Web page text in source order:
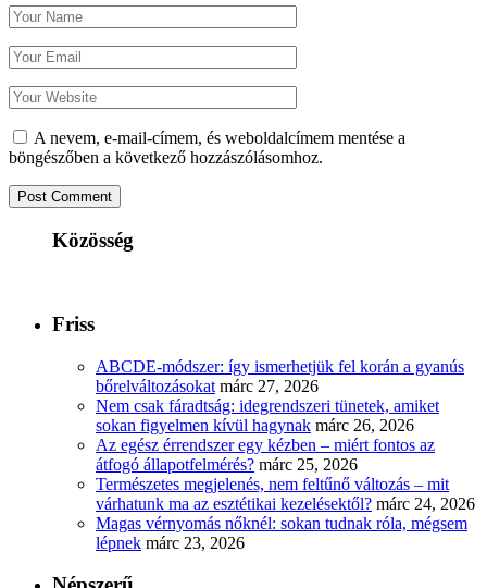
A nevem, e-mail-címem, és weboldalcímem mentése a
böngészőben a következő hozzászólásomhoz.
Közösség
Friss
ABCDE‑módszer: így ismerhetjük fel korán a gyanús
bőrelváltozásokat márc 27, 2026
Nem csak fáradtság: idegrendszeri tünetek, amiket
sokan figyelmen kívül hagynak márc 26, 2026
Az egész érrendszer egy kézben – miért fontos az
átfogó állapotfelmérés? márc 25, 2026
Természetes megjelenés, nem feltűnő változás – mit
várhatunk ma az esztétikai kezelésektől? márc 24, 2026
Magas vérnyomás nőknél: sokan tudnak róla, mégsem
lépnek márc 23, 2026